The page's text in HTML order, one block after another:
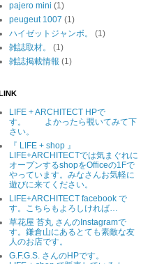
pajero mini (1)
peugeut 1007 (1)
ハイゼットジャンボ。
(1)
雑誌取材。
(1)
雑誌掲載情報 (1)
LIFE + ARCHITECT HPで
す。 よかったら覗いてみて下
さい。
『 LIFE + shop 』
LIFE+ARCHITECTでは気まぐれに
オープンするshopをOfficeの1Fで
やっています。みなさんお気軽に
遊びに来てください。
LIFE+ARCHITECT facebook で
す。こちらもよろしければ…
草花屋 苔丸 さんのInstagramで
す。鎌倉山にあるとても素敵な友
人のお店です。
G.F.G.S. さんのHPです。